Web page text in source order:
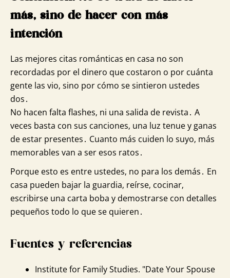
más, sino de hacer con más
intención
Las mejores citas románticas en casa no son
recordadas por el dinero que costaron o por cuánta
gente las vio‚ sino por cómo se sintieron ustedes
dos․
No hacen falta flashes‚ ni una salida de revista․ A
veces basta con sus canciones‚ una luz tenue y ganas
de estar presentes․ Cuanto más cuiden lo suyo‚ más
memorables van a ser esos ratos․
Porque esto es entre ustedes‚ no para los demás․ En
casa pueden bajar la guardia‚ reírse‚ cocinar‚
escribirse una carta boba y demostrarse con detalles
pequeños todo lo que se quieren․
Fuentes y referencias
Institute for Family Studies. "Date Your Spouse